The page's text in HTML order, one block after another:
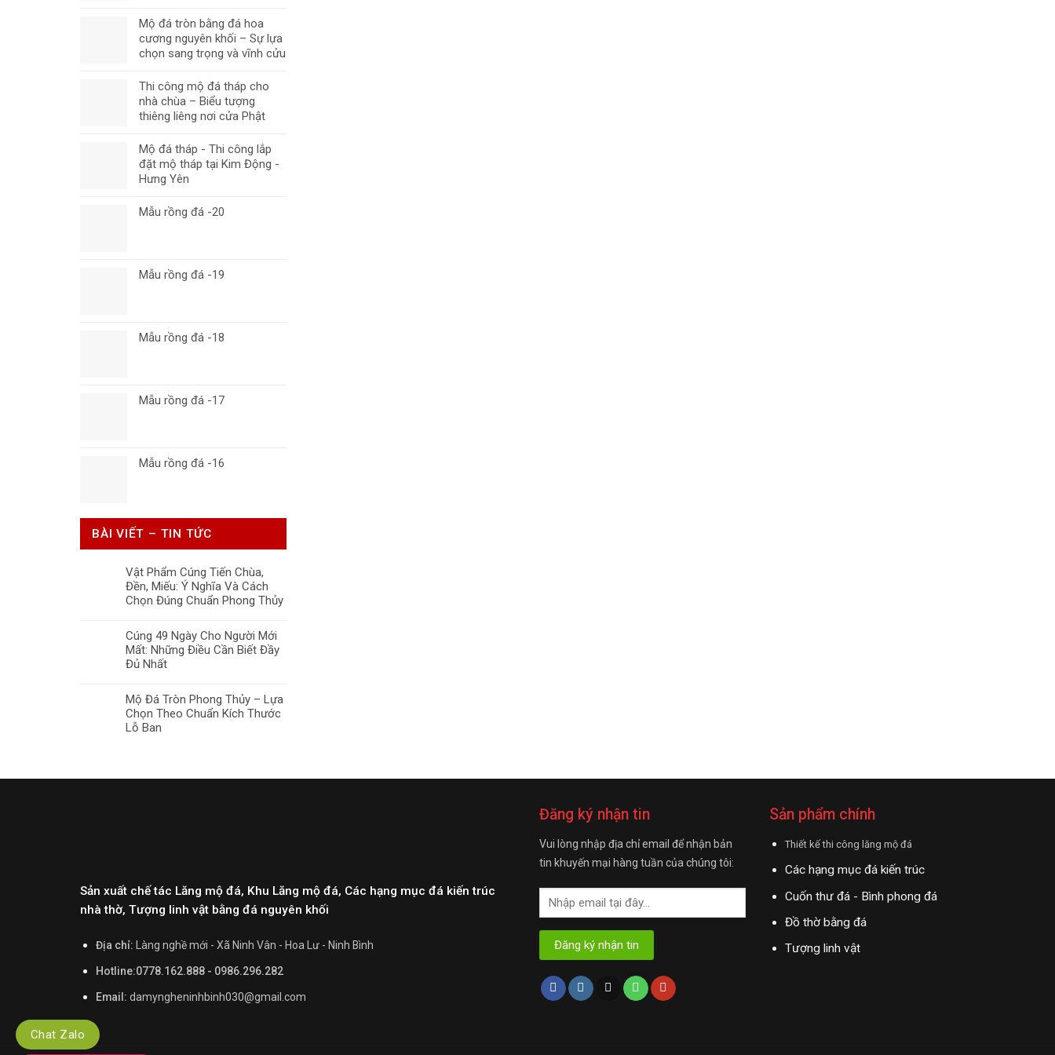
Mộ đá tròn bằng đá hoa
cương nguyên khối – Sự lựa
chọn sang trọng và vĩnh cửu
Thi công mộ đá tháp cho
nhà chùa – Biểu tượng
thiêng liêng nơi cửa Phật
Mộ đá tháp - Thi công lắp
đặt mộ tháp tại Kim Động -
Hưng Yên
Mẫu rồng đá -20
Mẫu rồng đá -19
Mẫu rồng đá -18
Mẫu rồng đá -17
Mẫu rồng đá -16
BÀI VIẾT – TIN TỨC
Vật Phẩm Cúng Tiến Chùa,
Đền, Miếu: Ý Nghĩa Và Cách
Chọn Đúng Chuẩn Phong Thủy
Cúng 49 Ngày Cho Người Mới
Mất: Những Điều Cần Biết Đầy
Đủ Nhất
Mộ Đá Tròn Phong Thủy – Lựa
Chọn Theo Chuẩn Kích Thước
Lỗ Ban
Sản xuất chế tác Lăng mộ đá, Khu Lăng mộ đá, Các hạng mục đá kiến trúc
nhà thờ, Tượng linh vật bằng đá nguyên khối
Địa chỉ: Làng nghề mới - Xã Ninh Vân - Hoa Lư - Ninh Bình
Hotline:0778.162.888 - 0986.296.282
Email: damyngheninhbinh030@gmail.com
Đăng ký nhận tin
Vui lòng nhập địa chỉ email để nhận bản
tin khuyến mại hàng tuần của chúng tôi:
Sản phẩm chính
Thiết kế thi công lăng mộ đá
Các hạng mục đá kiến trúc
Cuốn thư đá - Bình phong đá
Đồ thờ bằng đá
Tượng linh vật
Chat Zalo